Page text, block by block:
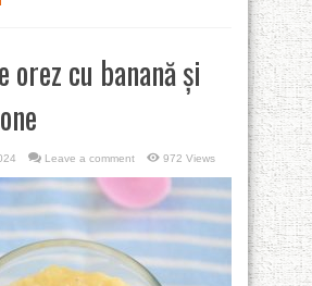
orez cu banană și
Leave a comment 972 Views